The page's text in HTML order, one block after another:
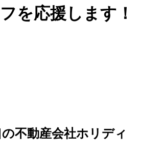
を応援します！
不動産会社ホリディ